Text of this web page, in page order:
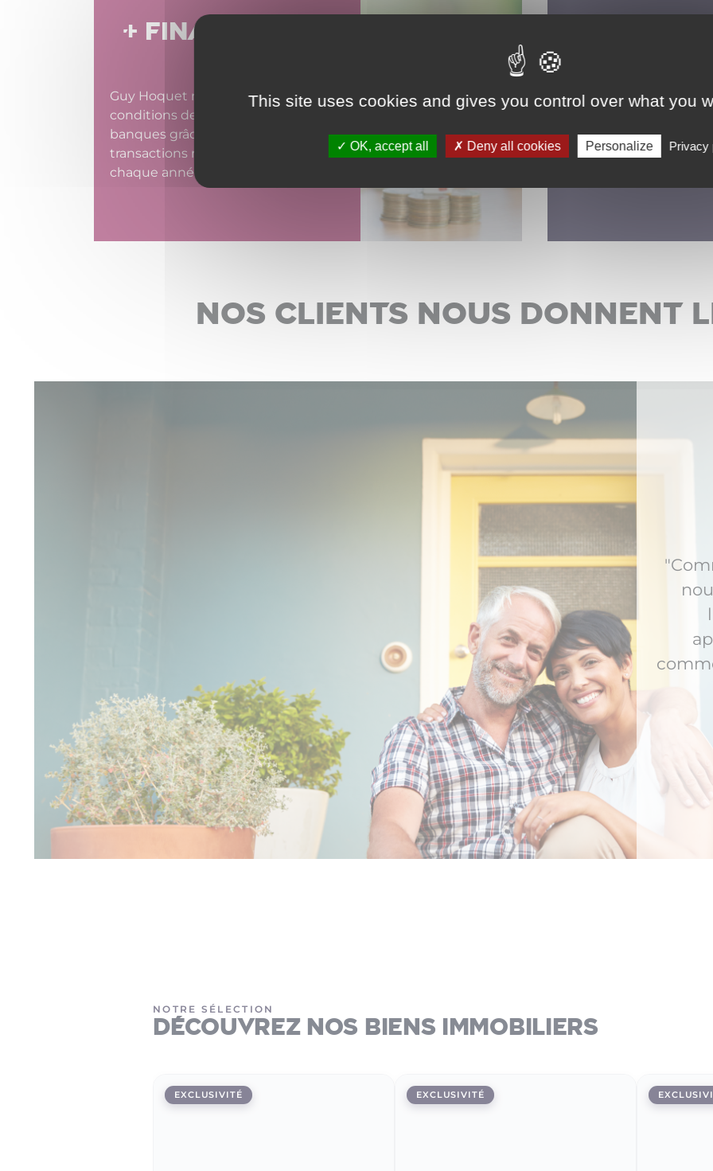
NOTRE SÉLECTION
Découvrez nos biens immobiliers
EXCLUSIVITÉ EXCLUSIVITÉ
+ FINANCEMENT
Guy Hoquet négocie les meilleures
conditions de taux auprès des
banques grâce aux 33 800
transactions réalisées par le réseau
chaque année.
garanties
Nos clients nous donnent
This site uses cookies and gives you control over what you
OK, accept all Deny all cookies Personalize Privacy